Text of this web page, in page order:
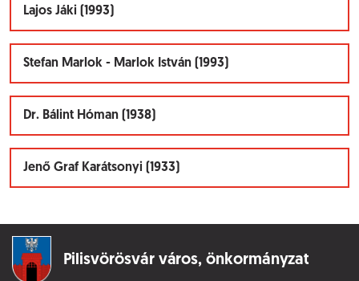
Lajos Jáki (1993)
Stefan Marlok - Marlok István (1993)
Dr. Bálint Hóman (1938)
Jenő Graf Karátsonyi (1933)
Pilisvörösvár város, önkormányzat